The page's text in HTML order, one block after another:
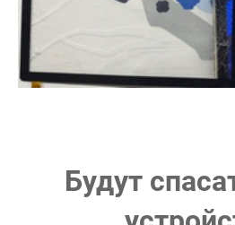
Будут